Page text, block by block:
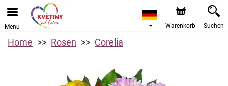
Menu Warenkorb Suchen
Home Rosen Corelia